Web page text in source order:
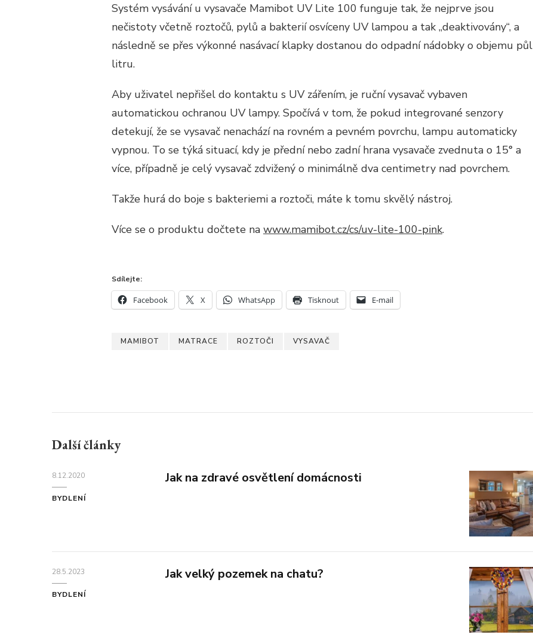
Systém vysávání u vysavače Mamibot UV Lite 100 funguje tak, že nejprve jsou
nečistoty včetně roztočů, pylů a bakterií osvíceny UV lampou a tak „deaktivovány“, a
následně se přes výkonné nasávací klapky dostanou do odpadní nádobky o objemu půl
litru.
Aby uživatel nepřišel do kontaktu s UV zářením, je ruční vysavač vybaven
automatickou ochranou UV lampy. Spočívá v tom, že pokud integrované senzory
detekují, že se vysavač nenachází na rovném a pevném povrchu, lampu automaticky
vypnou. To se týká situací, kdy je přední nebo zadní hrana vysavače zvednuta o 15° a
více, případně je celý vysavač zdvižený o minimálně dva centimetry nad povrchem.
Takže hurá do boje s bakteriemi a roztoči, máte k tomu skvělý nástroj.
Více se o produktu dočtete na www.mamibot.cz/cs/uv-lite-100-pink.
Sdílejte:
Facebook X WhatsApp Tisknout E-mail
MAMIBOT MATRACE ROZTOČI VYSAVAČ
Další články
8.12.2020
BYDLENÍ
Jak na zdravé osvětlení domácnosti
28.5.2023
BYDLENÍ
Jak velký pozemek na chatu?